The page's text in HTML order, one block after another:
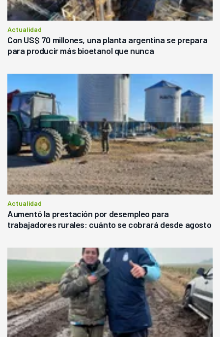
Actualidad
Con US$ 70 millones, una planta argentina se prepara
para producir más bioetanol que nunca
Actualidad
Aumentó la prestación por desempleo para
trabajadores rurales: cuánto se cobrará desde agosto